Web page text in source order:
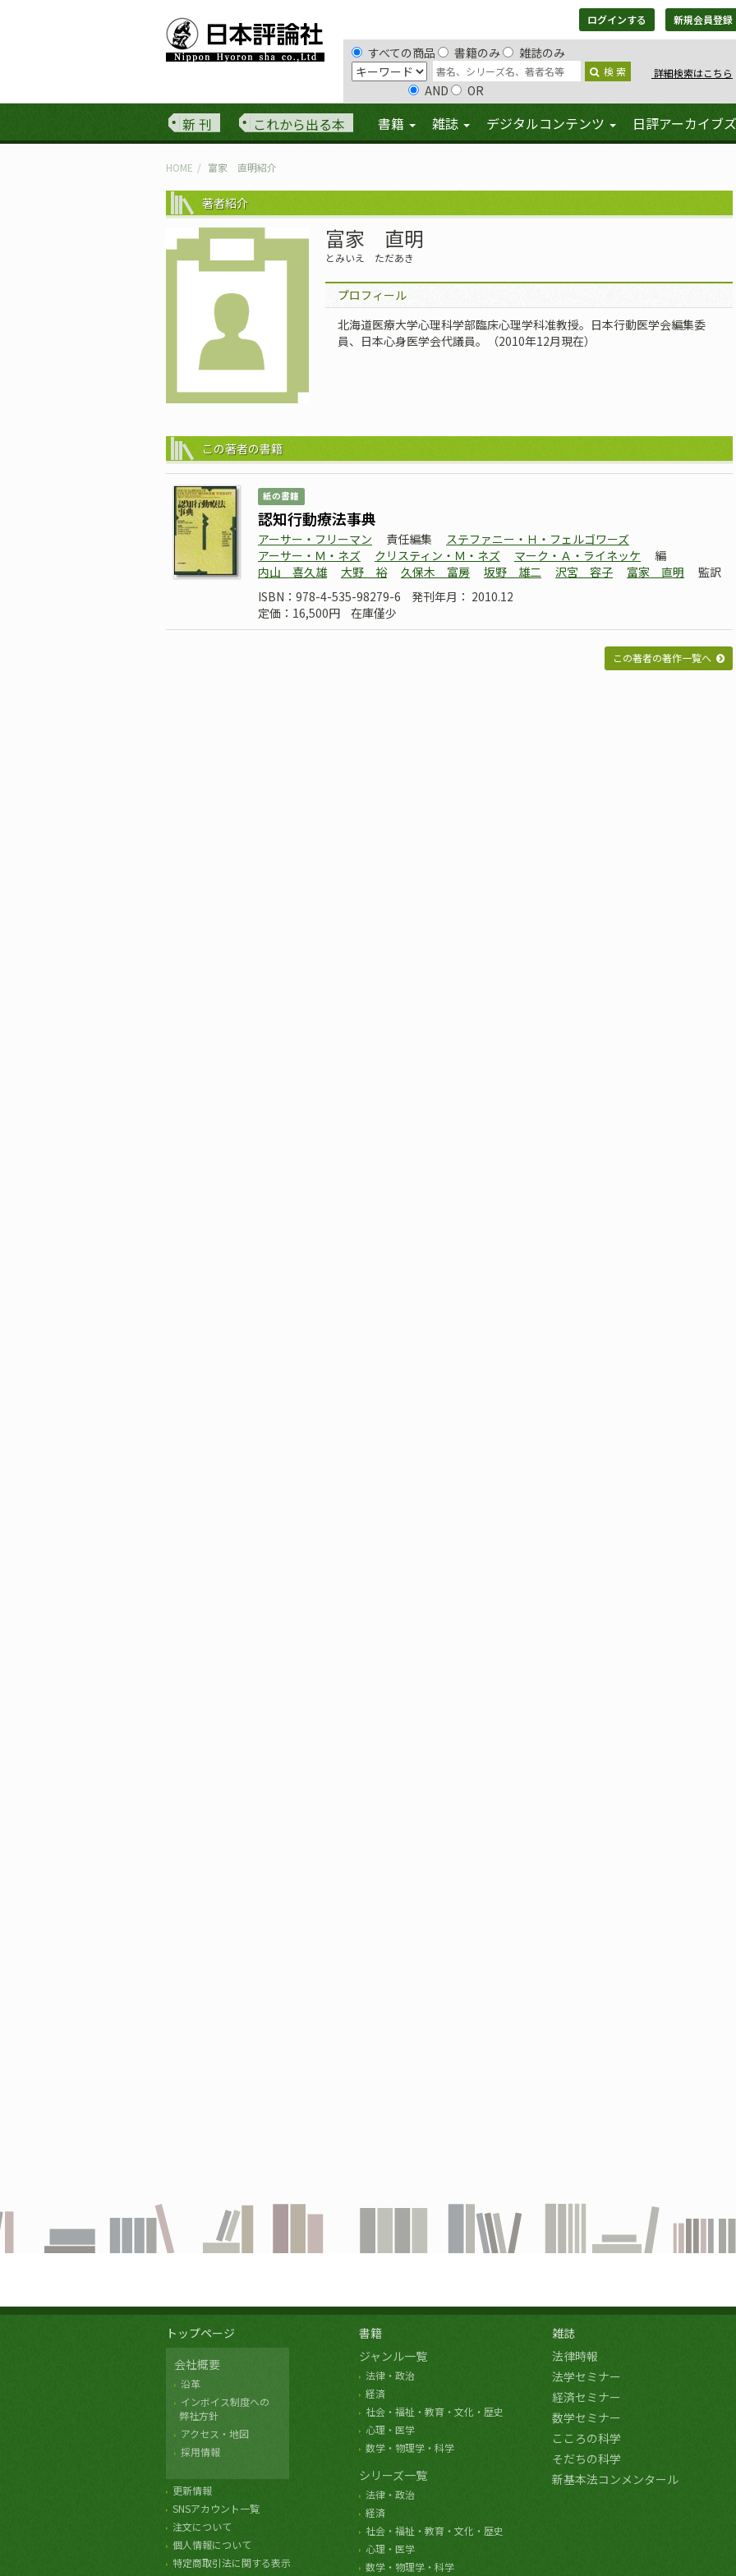
ログインする 新規会員登録
すべての商品 書籍のみ 雑誌のみ
検 索 詳細検索はこちら
AND OR
新 刊 これから出る本 書籍 雑誌 デジタルコンテンツ 日評アーカイブズ
HOME 富家 直明紹介
著者紹介
富家 直明
とみいえ ただあき
プロフィール
北海道医療大学心理科学部臨床心理学科准教授。日本行動医学会編集委
員、日本心身医学会代議員。（2010年12月現在）
この著者の書籍
紙の書籍
認知行動療法事典
アーサー・フリーマン 責任編集
ステファニー・Ｈ・フェルゴワーズ
アーサー・Ｍ・ネズ
クリスティン・Ｍ・ネズ マーク・Ａ・ライネッケ
編
内山 喜久雄
大野 裕 久保木 富房 坂野 雄二 沢宮 容子 富家 直明
監訳
ISBN：978-4-535-98279-6
発刊年月： 2010.12
定価：16,500円
在庫僅少
この著者の著作一覧へ
トップページ
会社概要
沿革
インボイス制度への
弊社方針
アクセス・地図
採用情報
更新情報
SNSアカウント一覧
注文について
個人情報について
特定商取引法に関する表示
書籍
ジャンル一覧
法律・政治
経済
社会・福祉・教育・文化・歴史
心理・医学
数学・物理学・科学
シリーズ一覧
法律・政治
経済
社会・福祉・教育・文化・歴史
心理・医学
数学・物理学・科学
雑誌
法律時報
法学セミナー
経済セミナー
数学セミナー
こころの科学
そだちの科学
新基本法コンメンタール